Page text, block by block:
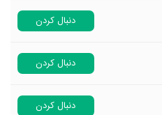
دنبال کردن
دنبال کردن
دنبال کردن